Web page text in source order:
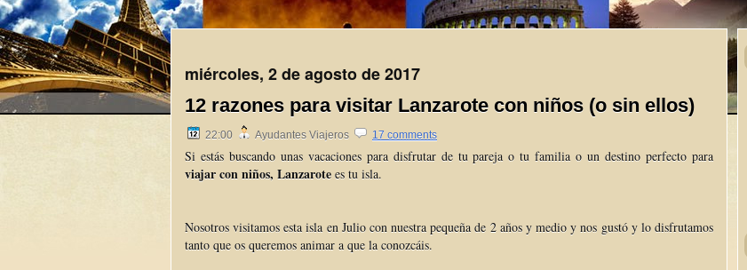
miércoles, 2 de agosto de 2017
12 razones para visitar Lanzarote con niños (o sin ellos)
22:00 Ayudantes Viajeros 17 comments
Si estás buscando unas vacaciones para disfrutar de tu pareja o tu familia o un destino perfecto para
viajar con niños, Lanzarote es tu isla.
Nosotros visitamos esta isla en Julio con nuestra pequeña de 2 años y medio y nos gustó y lo disfrutamos
tanto que os queremos animar a que la conozcáis.